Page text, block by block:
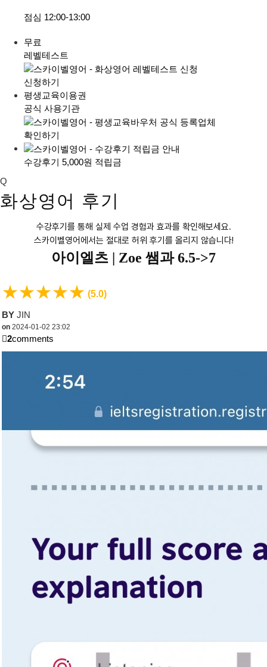
점심 12:00-13:00
무료
레벨테스트
신청하기
평생교육이용권
공식 사용기관
확인하기
수강후기 5,000원 적립금
Q
화상영어 후기
수강후기를 통해 실제 수업 경험과 효과를 확인해보세요.
스카이벨영어에서는 절대로 허위 후기를 올리지 않습니다!
아이엘츠 | Zoe 쌤과 6.5->7
★★★★★ (5.0)
BY JIN
on 2024-01-02 23:02
2comments